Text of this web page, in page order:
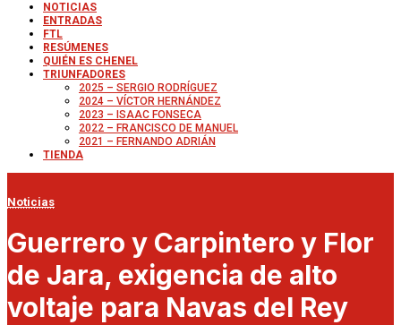
NOTICIAS
ENTRADAS
FTL
RESÚMENES
QUIÉN ES CHENEL
TRIUNFADORES
2025 – SERGIO RODRÍGUEZ
2024 – VÍCTOR HERNÁNDEZ
2023 – ISAAC FONSECA
2022 – FRANCISCO DE MANUEL
2021 – FERNANDO ADRIÁN
TIENDA
Noticias
Guerrero y Carpintero y Flor
de Jara, exigencia de alto
voltaje para Navas del Rey